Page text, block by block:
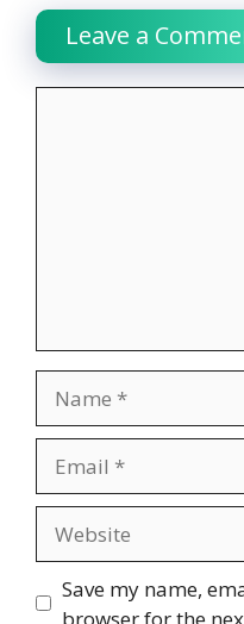
Leave a
Save my name,
browser for the